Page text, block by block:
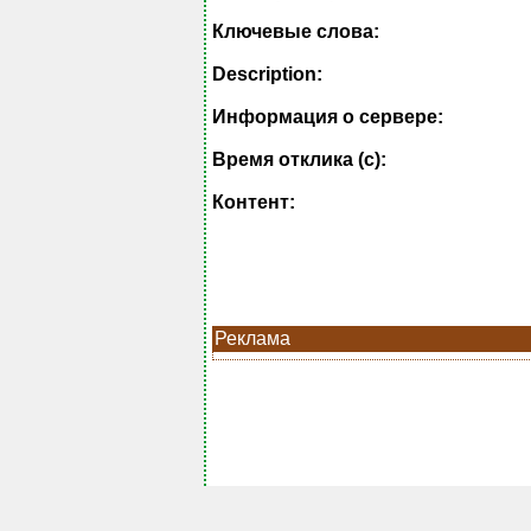
Ключевые слова:
Description:
Информация о сервере:
Время отклика (с):
Контент:
Реклама